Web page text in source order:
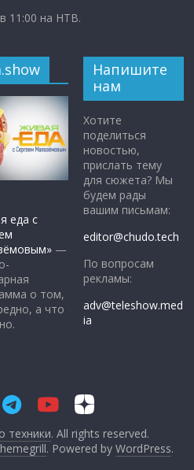
11:00 на НТВ.
еда с
—
о том,
а что
Напишите
нам
Хотите
поделиться
новостью,
прислать тему
для сюжета? Мы
будем рады
вашим письмам:
editor@chudo.tech
По вопросам
рекламы:
adv@teleshow.med
ia
техники. All rights reserved.
. Powered byWordPress.